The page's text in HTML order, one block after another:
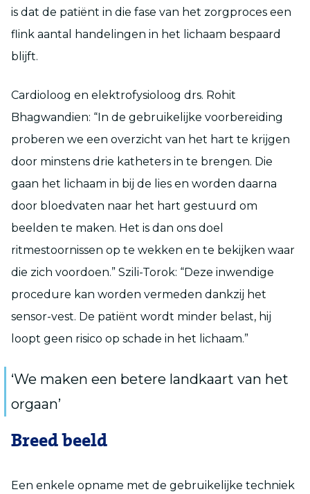
is dat de patiënt in die fase van het zorgproces een
flink aantal handelingen in het lichaam bespaard
blijft.
Cardioloog en elektrofysioloog drs. Rohit
Bhagwandien: “In de gebruikelijke voorbereiding
proberen we een overzicht van het hart te krijgen
door minstens drie katheters in te brengen. Die
gaan het lichaam in bij de lies en worden daarna
door bloedvaten naar het hart gestuurd om
beelden te maken. Het is dan ons doel
ritmestoornissen op te wekken en te bekijken waar
die zich voordoen.” Szili-Torok: “Deze inwendige
procedure kan worden vermeden dankzij het
sensor-vest. De patiënt wordt minder belast, hij
loopt geen risico op schade in het lichaam.”
‘We maken een betere landkaart van het
orgaan’
Breed beeld
Een enkele opname met de gebruikelijke techniek